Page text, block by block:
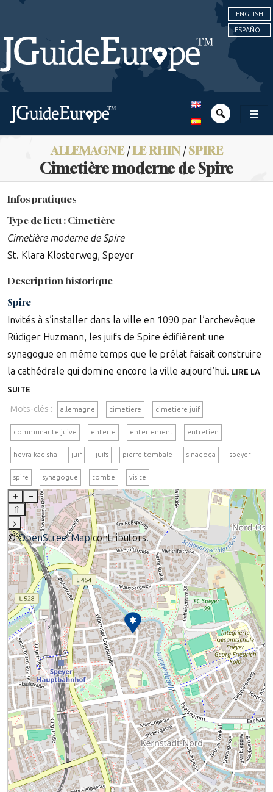
ENGLISH
ESPAÑOL
ALLEMAGNE/LE RHIN/SPIRE
Cimetière moderne de Spire
Infos pratiques
Type de lieu : Cimetière
Cimetière moderne de Spire
St. Klara Klosterweg, Speyer
Description historique
Spire
Invités à s’installer dans la ville en 1090 par l’archevêque
Rüdiger Huzmann, les juifs de Spire édifièrent une
synagogue en même temps que le prélat faisait construire
la cathédrale qui domine encore la ville aujourd’hui. LIRE LA
SUITE
Mots-clés : allemagne cimetiere cimetiere juif
communaute juive enterre enterrement entretien
hevra kadisha juif juifs pierre tombale sinagoga speyer
spire synagogue tombe visite
+
–
⇧
›
©OpenStreetMapcontributors.